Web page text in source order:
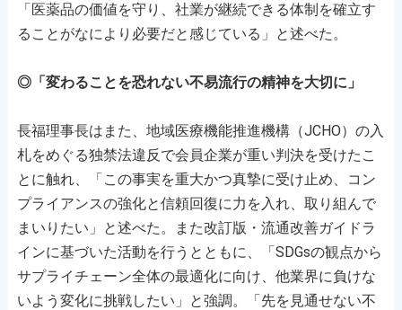
「医薬品の価値を守り、社業が継続できる体制を確立す
ることがなにより必要だと感じている」と述べた。
◎「変わることを恐れない不易流行の精神を大切に」
長福理事長はまた、地域医療機能推進機構（JCHO）の入
札をめぐる独禁法違反で会員企業が重い判決を受けたこ
とに触れ、「この事実を重大かつ真摯に受け止め、コン
プライアンスの強化と信頼回復に力を入れ、取り組んで
まいりたい」と述べた。また改訂版・流通改善ガイドラ
インに基づいた活動を行うとともに、「SDGsの観点から
サプライチェーン全体の最適化に向け、他業界に負けな
いよう変化に挑戦したい」と強調。「先を見通せない不